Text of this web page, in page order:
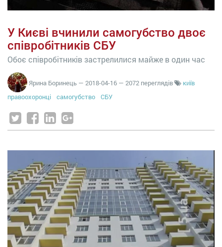
У Києві вчинили самогубство двоє
співробітників СБУ
Обоє співробітників застрелилися майже в один час
Ярина Боринець — 2018-04-16 — 2072 переглядів
київ
правоохоронці
самогубство СБУ